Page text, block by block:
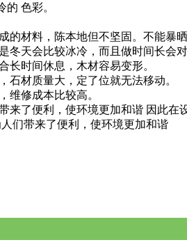
色彩。
材料，陈本地但不坚固。不能暴
天会比较冰冷，而且做时间长会
长时间休息，木材容易变形。
石材质量大，定了位就无法移动。
维修成本比较高。
来了便利，使环境更加和谐 因此在
们带来了便利，使环境更加和谐